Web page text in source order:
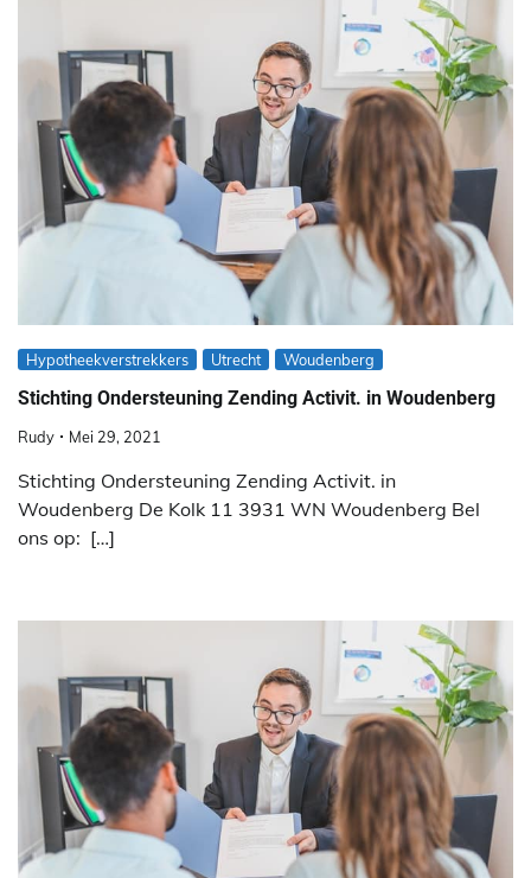
Hypotheekverstrekkers Utrecht Woudenberg
Stichting Ondersteuning Zending Activit. in Woudenberg
Rudy Mei 29, 2021
Stichting Ondersteuning Zending Activit. in
Woudenberg De Kolk 11 3931 WN Woudenberg Bel
ons op: […]